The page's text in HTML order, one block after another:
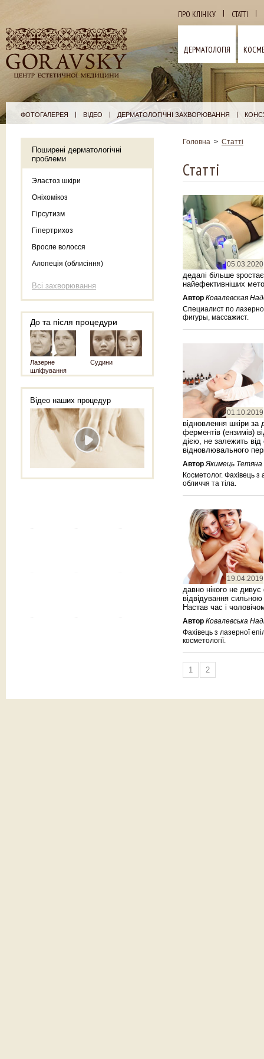
ПРО КЛІНІКУ | СТАТТІ |
ДЕРМАТОЛОГІЯ
ФОТОГАЛЕРЕЯ | ВІДЕО | ДЕРМАТОЛОГІЧНІ ЗАХВОРЮВАННЯ |
Поширені дерматологічні
проблеми
Эластоз шкіри
Оніхомікоз
Гірсутизм
Гіпертрихоз
Вросле волосся
Алопеція (облисіння)
Всі захворювання
До та після процедури
Лазерне
шліфування
Судини
Відео наших процедур
Головна > Статті
Статті
05.03.2020
дедалі більше
найефективніших
Автор Ковалевская
Специалист по
фигуры, массажист.
01.10.2019
відновлення шкіри
ферментів (ензимів)
дією, не залежить від
відновлювального
АвторЯкимець Тетяна
Косметолог. Фахівець з
обличчя та тіла.
19.04.2019
давно нікого не
відвідування
Настав час і
Автор Ковалевська
Фахівець з лазерної
косметології.
1 2